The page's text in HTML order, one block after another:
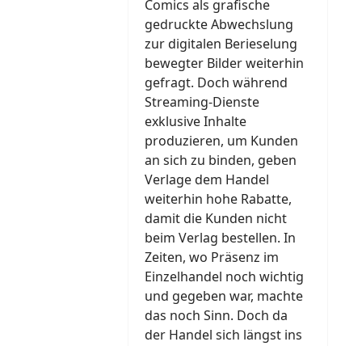
Comics als grafische
gedruckte Abwechslung
zur digitalen Berieselung
bewegter Bilder weiterhin
gefragt. Doch während
Streaming-Dienste
exklusive Inhalte
produzieren, um Kunden
an sich zu binden, geben
Verlage dem Handel
weiterhin hohe Rabatte,
damit die Kunden nicht
beim Verlag bestellen. In
Zeiten, wo Präsenz im
Einzelhandel noch wichtig
und gegeben war, machte
das noch Sinn. Doch da
der Handel sich längst ins